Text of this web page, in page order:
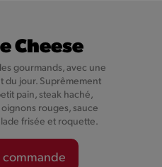
Cheese
gourmands, avec une
du jour. Suprêmement
pain, steak haché,
rouges, sauce
frisée et roquette.
commande